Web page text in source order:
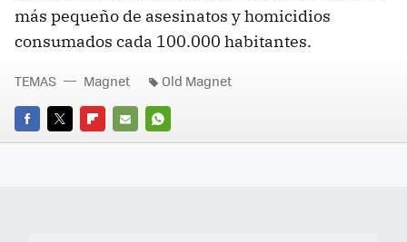
más pequeño de asesinatos y homicidios
consumados cada 100.000 habitantes.
FACEBOOK
TWITTERFLIPBOARD
E-
WHATSAPP
TEMAS Magnet Old Magnet